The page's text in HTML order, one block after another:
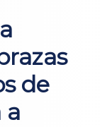
de
a